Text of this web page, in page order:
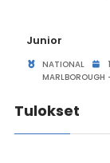
Junior
NATIONAL
MARLBOROUGH
Tulokset